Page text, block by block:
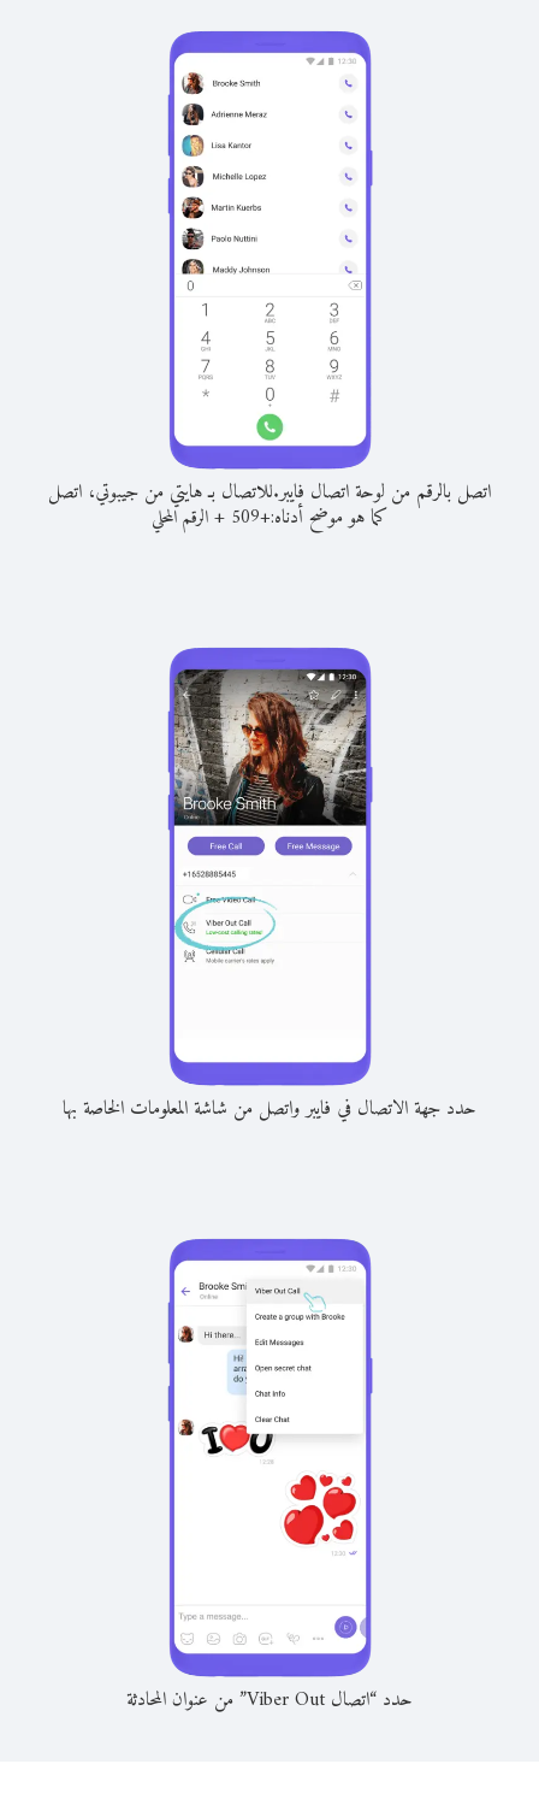
اتصل بالرقم من لوحة اتصال فايبر.للاتصال بـ هايتي من جيبوتي، اتصل
كما هو موضح أدناه:+
509
+الرقم المحلي
حدد جهة الاتصال في فايبر واتصل من شاشة المعلومات الخاصة بها
حدد “اتصال Viber Out” من عنوان المحادثة